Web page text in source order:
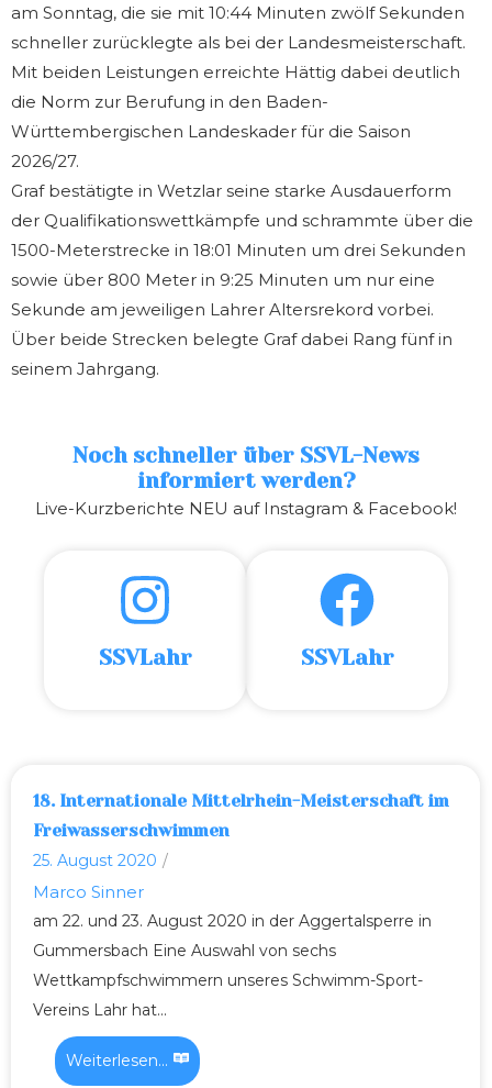
am Sonntag, die sie mit 10:44 Minuten zwölf Sekunden
schneller zurücklegte als bei der Landesmeisterschaft.
Mit beiden Leistungen erreichte Hättig dabei deutlich
die Norm zur Berufung in den Baden-
Württembergischen Landeskader für die Saison
2026/27.
Graf bestätigte in Wetzlar seine starke Ausdauerform
der Qualifikationswettkämpfe und schrammte über die
1500-Meterstrecke in 18:01 Minuten um drei Sekunden
sowie über 800 Meter in 9:25 Minuten um nur eine
Sekunde am jeweiligen Lahrer Altersrekord vorbei.
Über beide Strecken belegte Graf dabei Rang fünf in
seinem Jahrgang.
Noch schneller über SSVL-News
informiert werden?
Live-Kurzberichte NEU auf Instagram & Facebook!
SSVLahr SSVLahr
18. Internationale Mittelrhein-Meisterschaft im
Freiwasserschwimmen
25. August 2020 /
Marco Sinner
am 22. und 23. August 2020 in der Aggertalsperre in
Gummersbach Eine Auswahl von sechs
Wettkampfschwimmern unseres Schwimm-Sport-
Vereins Lahr hat...
Weiterlesen...